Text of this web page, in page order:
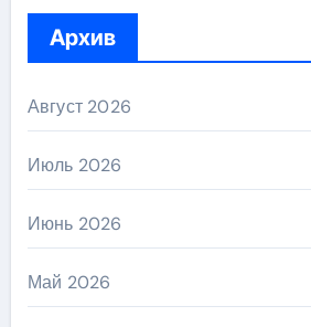
Архив
Август 2026
Июль 2026
Июнь 2026
Май 2026